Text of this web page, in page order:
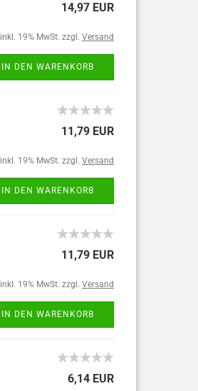
14,97 EUR
inkl. 19% MwSt. zzgl. Versand
IN DEN WARENKORB
11,79 EUR
inkl. 19% MwSt. zzgl. Versand
IN DEN WARENKORB
11,79 EUR
inkl. 19% MwSt. zzgl. Versand
IN DEN WARENKORB
6,14 EUR